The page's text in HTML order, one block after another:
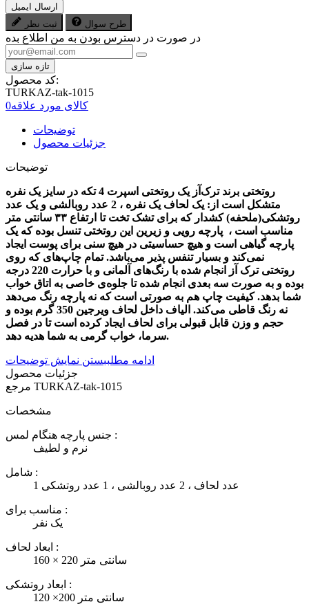
ارسال ایمیل
ثبت نظر
طرح سوال
در صورت در دسترس بودن به من اطلاع بده
کد محصول:
TURKAZ-tak-1015
کالای مورد علاقه0
توضیحات
جزئیات محصول
توضیحات
روتختی برند ترک‌آز یک روتختی اسپرت 4 تکه در سایز یک نفره
متشکل است از: یک لحاف یک نفره ، 2 عدد روبالشی و یک عدد
روتشکی(ملحفه) کشدار که برای تشک تخت تا ارتفاع ۳۳ سانتی متر
مناسب است ، پارچه رویی و زیرین این روتختی تنسل بوده که یک
پارچه گیاهی است و هیچ حساسیتی در هیچ سنی برای پوست ایجاد
نمی‌کند و بسیار تنفس پذیر می‌باشد. تمام چاپ‌های که روی
روتختی ترک آز انجام شده با رنگ‌های آلمانی و با حرارت 220 درجه
بوده و به صورت سه بعدی انجام شده تا جلوه‌ی خاصی به اتاق خواب
شما بدهد. کیفیت چاپ هم به صورتی است که نه پارچه رنگ می‌دهد
نه رنگ قاطی می‌کند. الیاف داخل لحاف ویرجین 350 گرم
بوده و
حجم و وزن قابل قبولی برای لحاف ایجاد کرده است تا در فصل
سرما، خواب گرمی به شما هدیه دهد.
ادامه مطلببستن نمایش توضیحات
جزئیات محصول
TURKAZ-tak-1015
مشخصات
جنس پارچه هنگام لمس :
نرم و لطیف
شامل :
1 عدد لحاف ، 2 عدد روبالشی ، 1 عدد روتشکی
مناسب برای :
یک نفر
ابعاد لحاف :
160 × 220 سانتی متر
ابعاد روتشکی :
120 ×200 سانتی متر